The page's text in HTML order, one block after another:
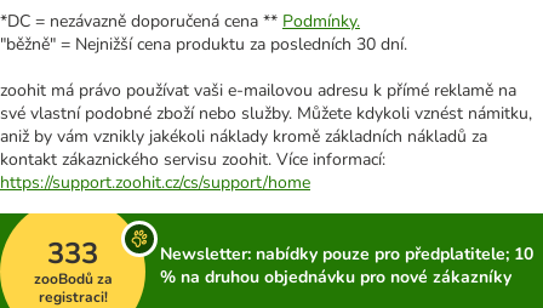
*DC = nezávazně doporučená cena ** Podmínky.
"běžně" = Nejnižší cena produktu za posledních 30 dní.
zoohit má právo používat vaši e-mailovou adresu k přímé reklamě na
své vlastní podobné zboží nebo služby. Můžete kdykoli vznést námitku,
aniž by vám vznikly jakékoli náklady kromě základních nákladů za
kontakt zákaznického servisu zoohit. Více informací:
https://support.zoohit.cz/cs/support/home
333
zooBodů za
registraci!
Newsletter: nabídky pouze pro předplatitele; 10
% na druhou objednávku pro nové zákazníky